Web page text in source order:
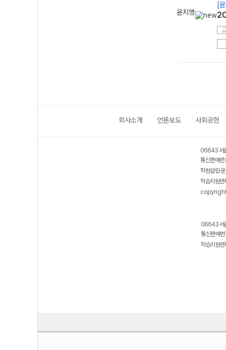
윤지영
[
회사소개 언론보도 사회공헌
06643 서
통신판매
학원설립·
학습지원
06643 서
통신판매
학습지원